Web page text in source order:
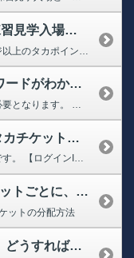
みずほPayPayドームドームでの練習見学入場はできますか？
タカチケットのログインID・パスワードがわかりません
タカチケットへのログインには下記の情報が必要となります。 【ログインID】 10桁の会員番号、またはご登録のメールアドレス ※WEBから新規でご入会の場合は入会時に発行された10桁の会員番号を入力してください。 【ログインパスワード】 会員マイページへログインする際と同じものとなります。 パスワードをお忘れの方は下記のページよりお手続きください。 ➡【クラブホークス...
HAWKS公式オンラインストア、タカチケット、ためタカ！アプリにログインできなくなりました。再度、会員登録が必要なのでしょうか？
すでに会員登録を完了している場合は、不要です。 【ログインID】 10桁の会員番号、またはご登録のメールアドレス 【ログインパスワード】 お客様にて設定されたパスワード パスワードをお忘れの方は下記のページよりお手続きください。 ➡【クラブホークス・タカポイント会員マイページ】パスワードの再設定 ※受信設定をされております場合は、 「@sbhtakapo.softbank...
購入者が来場しない場合、QRチケットごとに、家族・友人に譲ることはできますか？
ットの分配方法
クラブホークスを退会したい場合、どうすればいいですか？